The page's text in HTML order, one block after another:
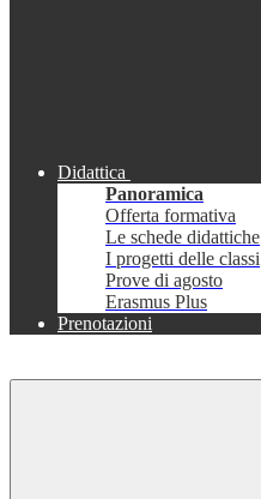
Didattica
Panoramica
Offerta formativa
Le schede didattiche
I progetti delle classi
Prove di agosto
Erasmus Plus
Prenotazioni